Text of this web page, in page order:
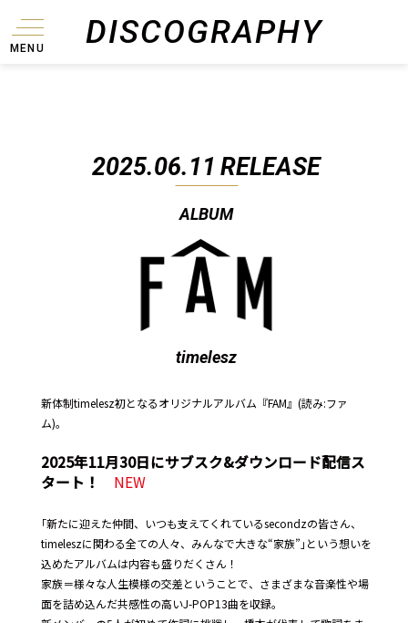
DISCOGRAPHY
MENU
2025.06.11 RELEASE
ALBUM
timelesz
新体制timelesz初となるオリジナルアルバム『FAM』(読み:ファ
ム)。
2025年11月30日にサブスク&ダウンロード配信ス
タート！
NEW
｢新たに迎えた仲間、いつも支えてくれているsecondzの皆さん、
timeleszに関わる全ての人々、みんなで大きな“家族”｣という想いを
込めたアルバムは内容も盛りだくさん！
家族＝様々な人生模様の交差ということで、さまざまな音楽性や場
面を詰め込んだ共感性の高いJ-POP13曲を収録。